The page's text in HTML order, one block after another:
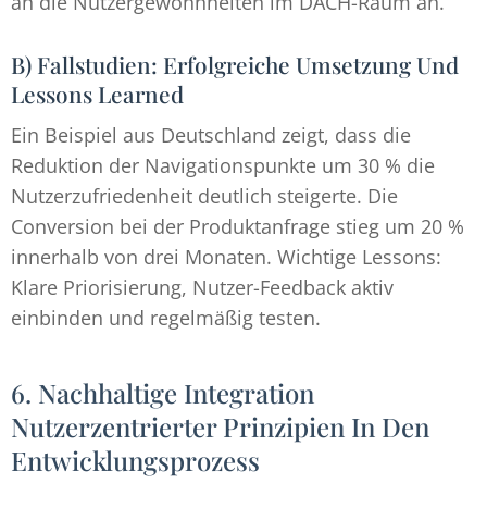
B) Fallstudien: Erfolgreiche Umsetzung Und
Lessons Learned
Ein Beispiel aus Deutschland zeigt, dass die
Reduktion der Navigationspunkte um 30 % die
Nutzerzufriedenheit deutlich steigerte. Die
Conversion bei der Produktanfrage stieg um 20 %
innerhalb von drei Monaten. Wichtige Lessons:
Klare Priorisierung, Nutzer-Feedback aktiv
einbinden und regelmäßig testen.
6. Nachhaltige Integration
Nutzerzentrierter Prinzipien In Den
Entwicklungsprozess